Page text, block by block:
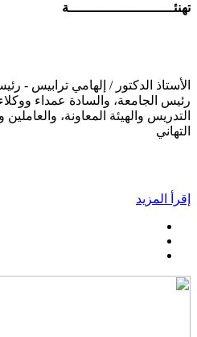
تهنئــــــــــــــــــــــــــة
التهاني
إقرأ المزيد